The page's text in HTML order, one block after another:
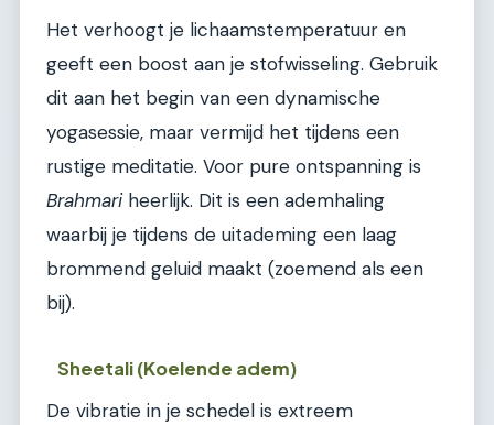
Het verhoogt je lichaamstemperatuur en
geeft een boost aan je stofwisseling. Gebruik
dit aan het begin van een dynamische
yogasessie, maar vermijd het tijdens een
rustige meditatie. Voor pure ontspanning is
Brahmariheerlijk. Dit is een ademhaling
waarbij je tijdens de uitademing een laag
brommend geluid maakt (zoemend als een
bij).
Sheetali (Koelende adem)
De vibratie in je schedel is extreem